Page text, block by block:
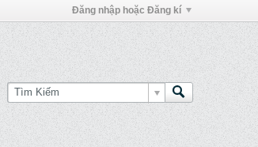
Đăng nhập hoặc Đăng kí